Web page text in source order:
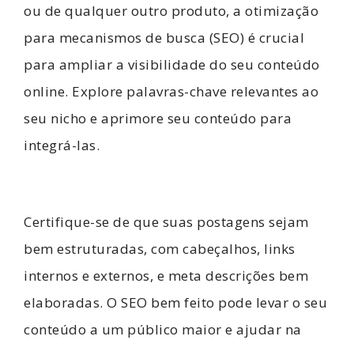
ou de qualquer outro produto, a otimização
para mecanismos de busca (SEO) é crucial
para ampliar a visibilidade do seu conteúdo
online. Explore palavras-chave relevantes ao
seu nicho e aprimore seu conteúdo para
integrá-las.
Certifique-se de que suas postagens sejam
bem estruturadas, com cabeçalhos, links
internos e externos, e meta descrições bem
elaboradas. O SEO bem feito pode levar o seu
conteúdo a um público maior e ajudar na